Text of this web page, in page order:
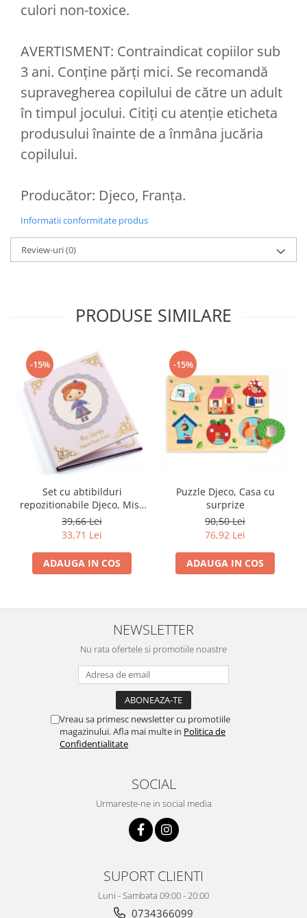
culori non-toxice.
AVERTISMENT: Contraindicat copiilor sub
3 ani. Conține părți mici. Se recomandă
supravegherea copilului de către un adult
în timpul jocului. Citiți cu atenție eticheta
produsului înainte de a înmâna jucăria
copilului.
Producător: Djeco, Franța.
Informatii conformitate produs
Review-uri(0)
PRODUSE SIMILARE
-15%
Set cu abtibilduri
repozitionabile Djeco, Miss
Lilyruby
39,66 Lei
33,71 Lei
ADAUGA IN COS
-15%
Puzzle Djeco, Casa cu
surprize
90,50 Lei
76,92 Lei
ADAUGA IN COS
NEWSLETTER
Nu rata ofertele si promotiile noastre
Vreau sa primesc newsletter cu promotiile
magazinului. Afla mai multe in Politica de
Confidentialitate
SOCIAL
Urmareste-ne in social media
SUPORT CLIENTI
Luni - Sambata 09:00 - 20:00
0734366099